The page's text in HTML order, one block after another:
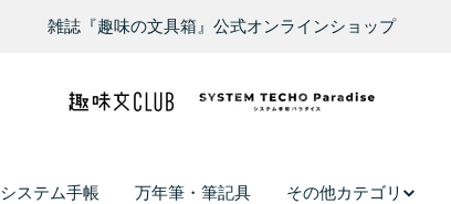
雑誌『趣味の文具箱』公式オンラインショップ
システム手帳 万年筆・筆記具 その他カテゴリ